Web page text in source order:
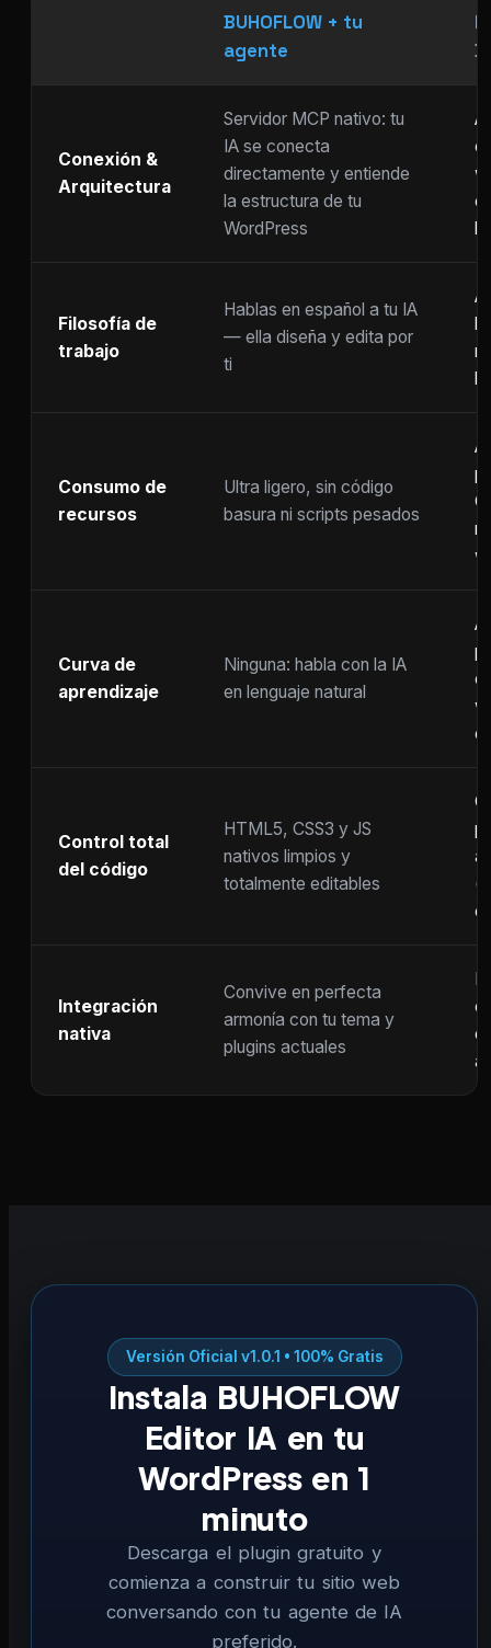
BUHOFLOW + tu
agente
Conexión &
Arquitectura
Servidor MCP nativo: tu
IA se conecta
directamente y entiende
la estructura de tu
WordPress
Filosofía de
trabajo
Hablas en español a tu IA
— ella diseña y edita por
ti
Consumo de
recursos
Ultra ligero, sin código
basura ni scripts pesados
Curva de
aprendizaje
Ninguna: habla con la IA
en lenguaje natural
Control total
del código
HTML5, CSS3 y JS
nativos limpios y
totalmente editables
Integración
nativa
Convive en perfecta
armonía con tu tema y
plugins actuales
Versión Oficial v1.0.1 • 100% Gratis
Instala BUHOFLOW
Editor IA en tu
WordPress en 1
minuto
Descarga el plugin gratuito y
comienza a construir tu sitio web
conversando con tu agente de IA
preferido.